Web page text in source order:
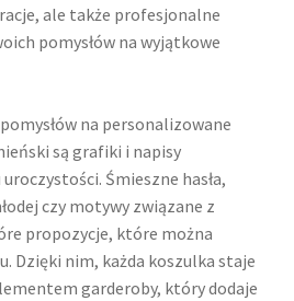
ale także profesjonalne
pomysłów na wyjątkowe
na personalizowane
są grafiki i napisy
Śmieszne hasła,
czy motywy związane z
propozycje, które można
Dzięki nim, każda koszulka staje
garderoby, który dodaje